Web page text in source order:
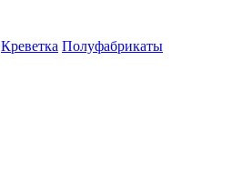
Креветка Полуфабрикаты